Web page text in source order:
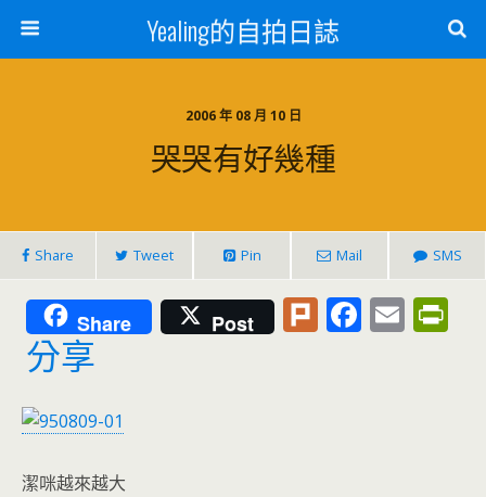
Yealing的自拍日誌
2006 年 08 月 10 日
哭哭有好幾種
Share Tweet Pin Mail SMS
Share Post Pl F E
分享
潔咪越來越大